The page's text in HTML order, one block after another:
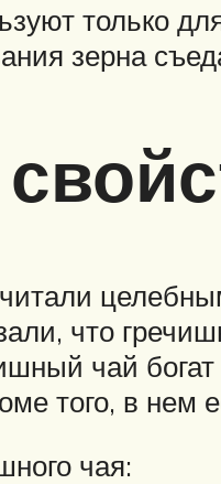
только
зерна
что
чай
того, в нем
чая: